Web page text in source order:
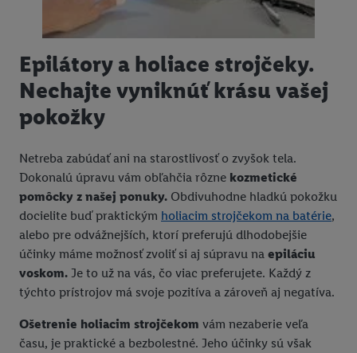
Epilátory a holiace strojčeky.
Nechajte vyniknúť krásu vašej
pokožky
Netreba zabúdať ani na starostlivosť o zvyšok tela.
Dokonalú úpravu vám obľahčia rôzne kozmetické
pomôcky z našej ponuky. Obdivuhodne hladkú pokožku
docielite buď praktickým holiacim strojčekom na batérie,
alebo pre odvážnejších, ktorí preferujú dlhodobejšie
účinky máme možnosť zvoliť si aj súpravu na epiláciu
voskom. Je to už na vás, čo viac preferujete. Každý z
týchto prístrojov má svoje pozitíva a zároveň aj negatíva.
Ošetrenie holiacim strojčekom vám nezaberie veľa
času, je praktické a bezbolestné. Jeho účinky sú však